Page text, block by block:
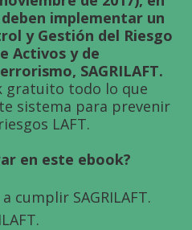
implementar un
y Gestión del Riesgo
Activos y de
SAGRILAFT.
gratuito todo lo que
sistema para prevenir
LAFT.
en este ebook?
cumplir SAGRILAFT.